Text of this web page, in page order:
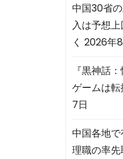
中国30省
入は予想
く 2026年
『黒神話
ゲームは
7日
中国各地
理職の率